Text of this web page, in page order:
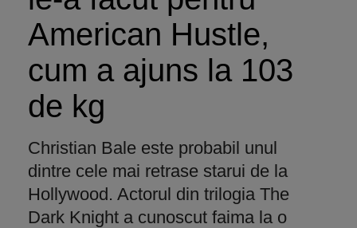
American Hustle,
cum a ajuns la 103
de kg
Christian Bale este probabil unul
dintre cele mai retrase starui de la
Hollywood. Actorul din trilogia The
Dark Knight a cunoscut faima la o